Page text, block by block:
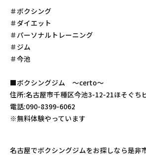
＃ボクシング
＃ダイエット
＃パーソナルトレーニング
＃ジム
＃今池
■ボクシングジム 〜certo〜
住所:名古屋市千種区今池3-12-21ほそぐち
電話:090-8399-6062
※無料体験やっています
名古屋でボクシングジムをお探しなら是非